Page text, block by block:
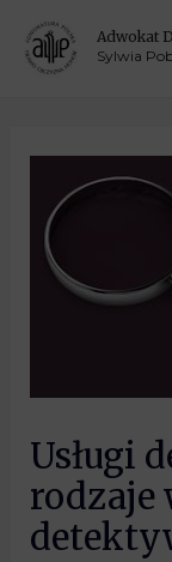
Adwokat
Sylwia
Usługi
rodzaje